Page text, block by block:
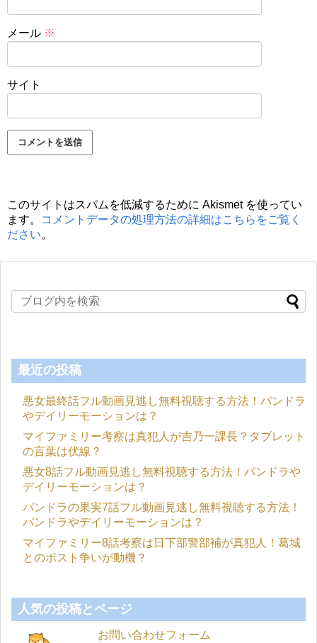
メール ※
サイト
このサイトはスパムを低減するために Akismet を使ってい
ます。
コメントデータの処理方法の詳細はこちらをご覧く
ださい。
最近の投稿
悪女最終話フル動画見逃し無料視聴する方法！パンドラ
やデイリーモーションは？
マイファミリー考察は真犯人が吉乃一課長？タブレット
の言葉は伏線？
悪女8話フル動画見逃し無料視聴する方法！パンドラや
デイリーモーションは？
パンドラの果実7話フル動画見逃し無料視聴する方法！
パンドラやデイリーモーションは？
マイファミリー8話考察は日下部警部補が真犯人！葛城
とのポスト争いが動機？
人気の投稿とページ
お問い合わせフォーム